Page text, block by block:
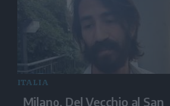
ITALIA
Milano, Del Vecchio al San